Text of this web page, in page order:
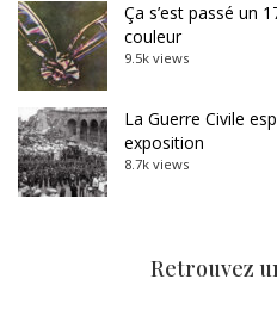
Ça s’est passé un
couleur
9.5k views
La Guerre Civile
exposition
8.7k views
Retrouvez